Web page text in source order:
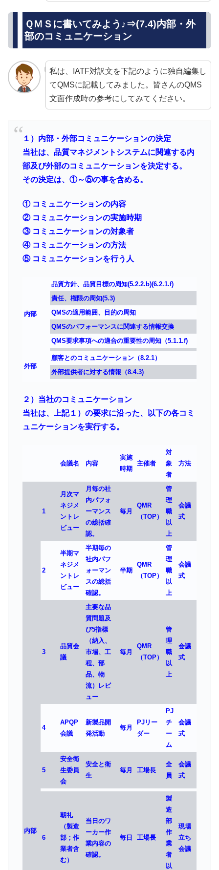
ＱＭＳに書いてみよう♪⇒(7.4)内部・外
部のコミュニケーション
私は、IATF対訳文を下記のように独自編集し
てQMSに記載してみました。皆さんのQMS
文面作成時の参考にしてみてください。
１）内部・外部コミュニケーションの決定
当社は、品質マネジメントシステムに関連する内
部及び外部のコミュニケーションを決定する。
その決定は、①～⑤の事を含める。
① コミュニケーションの内容
② コミュニケーションの実施時期
③ コミュニケーションの対象者
④ コミュニケーションの方法
⑤ コミュニケーションを行う人
内部
品質方針、品質目標の周知(5.2.2.b)(6.2.1.f)
責任、権限の周知(5.3)
QMSの適用範囲、目的の周知
QMSのパフォーマンスに関連する情報交換
QMS要求事項への適合の重要性の周知（5.1.1.f)
外部
顧客とのコミュニケーション（8.2.1）
外部提供者に対する情報（8.4.3)
２）当社のコミュニケーション
当社は、上記１）の要求に沿った、以下の各コミ
ュニケーションを実行する。
会議名 内容
実施
時期
主催者
対
象
者
方法
内部
1
月次マ
ネジメ
ントレ
ビュー
月毎の社
内パフォ
ーマンス
の総括確
認。
毎月
QMR
（TOP）
管
理
職
以
上
会議
式
2
半期マ
ネジメ
ントレ
ビュー
半期毎の
社内パフ
ォーマン
スの総括
確認。
半期
QMR
（TOP）
管
理
職
以
上
会議
式
3
品質会
議
主要な品
質問題及
び5指標
（納入、
市場、工
程、部
品、物
流）レビ
ュー
毎月
QMR
（TOP）
管
理
職
以
上
会議
式
4
APQP
会議
新製品開
発活動
毎月
PJリー
ダー
PJ
チ
ー
ム
会議
式
5
安全衛
生委員
会
安全と衛
生
毎月 工場長
全
員
会議
式
6
朝礼
（製造
部；作
業者含
む）
当日のワ
ーカー作
業内容の
確認。
毎日 工場長
製
造
部
作
業
者
以
現場
立ち
会議